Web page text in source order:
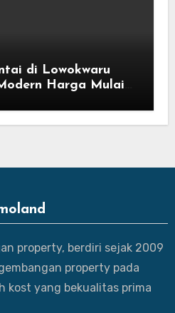
di Lowokwaru
Harga Mulai
property, berdiri sejak 2009
property pada
kost yang bekualitas prima